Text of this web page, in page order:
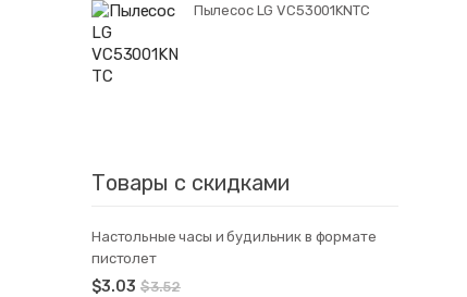
Пылесос LG VC53001KNTC
Товары с скидками
Настольные часы и будильник в формате
пистолет
$3.03 $3.52